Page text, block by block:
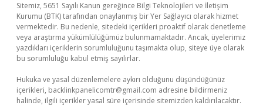
Sitemiz, 5651 Sayılı Kanun gereğince Bilgi Teknolojileri ve İletişim
Kurumu (BTK) tarafından onaylanmış bir Yer Sağlayıcı olarak hizmet
vermektedir. Bu nedenle, sitedeki içerikleri proaktif olarak denetleme
veya araştırma yükümlülüğümüz bulunmamaktadır. Ancak, üyelerimiz
yazdıkları içeriklerin sorumluluğunu taşımakta olup, siteye üye olarak
bu sorumluluğu kabul etmiş sayılırlar.
Hukuka ve yasal düzenlemelere aykırı olduğunu düşündüğünüz
içerikleri, backlinkpanelicomtr@gmail.com adresine bildirmeniz
halinde, ilgili içerikler yasal süre içerisinde sitemizden kaldırılacaktır.